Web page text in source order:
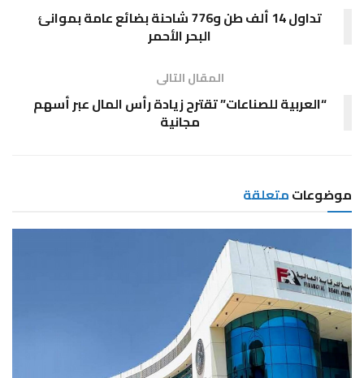
تداول 14 ألف طن و776 شاحنة بضائع عامة بموانئ
البحر الأحمر
المقال التالى
“العربية للصناعات” تقترح زيادة رأس المال عبر أسهم
مجانية
موضوعاتمتعلقة